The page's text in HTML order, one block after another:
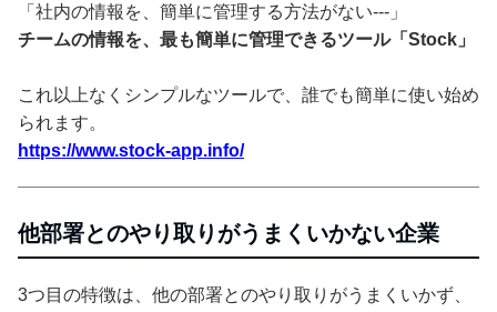
「社内の情報を、簡単に管理する方法がない---」
チームの情報を、最も簡単に管理できるツール「Stock」
これ以上なくシンプルなツールで、誰でも簡単に使い始め
られます。
https://www.stock-app.info/
他部署とのやり取りがうまくいかない企業
3つ目の特徴は、他の部署とのやり取りがうまくいかず、